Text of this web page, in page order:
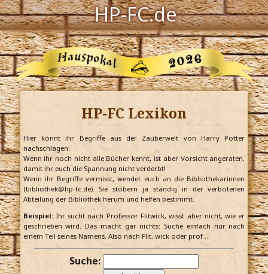
HP-FC.de
Navigation
Harry Potter
Der HP-FC
Hogwarts
Zauberwelt
Willkommen
Jetzt Fanclub-Mitglied werden!
HP-FC Lexikon
Hier könnt ihr Begriffe aus der Zauberwelt von Harry Potter
nachschlagen.
Wenn ihr noch nicht alle Bücher kennt, ist aber Vorsicht angeraten,
damit ihr euch die Spannung nicht verderbt!
Wenn ihr Begriffe vermisst, wendet euch an die Bibliothekarinnen
(bibliothek@hp-fc.de). Sie stöbern ja ständig in der verbotenen
Abteilung der Bibliothek herum und helfen bestimmt.
Beispiel:Ihr sucht nach Professor Flitwick, wisst aber nicht, wie er
geschrieben wird. Das macht gar nichts: Suche einfach nur nach
einem Teil seines Namens. Also nach Flit, wick oder prof …
Suche: